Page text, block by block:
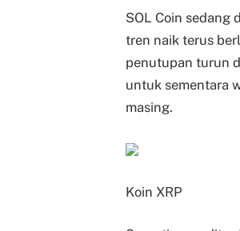
SOL Coin sedang
tren naik terus
penutupan turun
untuk sementara
masing.
Koin XRP